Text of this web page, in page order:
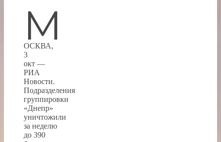
М
ОСКВА,
3
окт —
РИА
Новости.
Подразделения
группировки
«Днепр»
уничтожили
за неделю
до 390